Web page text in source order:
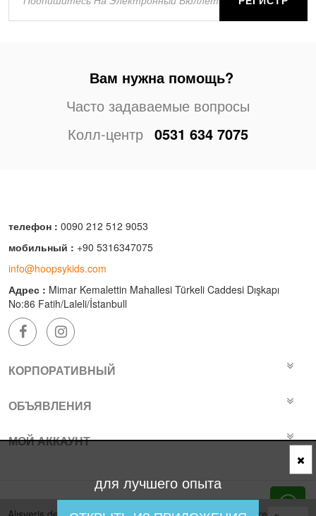
Вам нужна помощь?
Часто задаваемые вопросы
Колл-центр 0531 634 7075
телефон : 0090 212 512 9053
мобильный : +90 5316347075
info@hoopsykids.com
Адрес : Mimar Kemalettin Mahallesi Türkeli Caddesi Dışkapı
No:86 Fatih/Laleli/İstanbull
КОРПОРАТИВНЫЙ
ОБЪЯВЛЕНИЯ
МОЙ АККАУНТ
для лучшего опыта